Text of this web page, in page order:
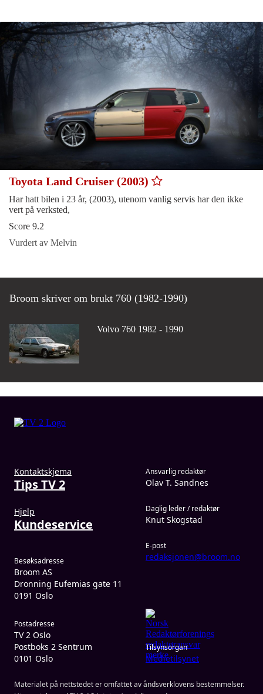
Toyota Land Cruiser (2003)
Har hatt bilen i 23 år, (2003), utenom vanlig servis har den ikke
vert på verksted,
Score 9.2
Vurdert av Melvin
Broom skriver om brukt 760 (1982-1990)
Volvo 760 1982 - 1990
Kontaktskjema
Tips TV 2
Hjelp
Kundeservice
Ansvarlig redaktør
Olav T. Sandnes
Daglig leder / redaktør
Knut Skogstad
E-post
redaksjonen@broom.no
Besøksadresse
Broom AS
Dronning Eufemias gate 11
0191 Oslo
Tilsynsorgan
Medietilsynet
Postadresse
TV 2 Oslo
Postboks 2 Sentrum
0101 Oslo
Materialet på nettstedet er omfattet av åndsverklovens bestemmelser.